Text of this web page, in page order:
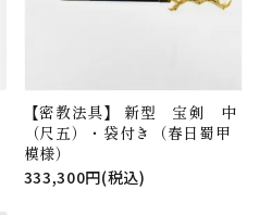
【密教法具】 新型 宝剣 中
（尺五）・袋付き（春日蜀甲
模様）
333,300円(税込)